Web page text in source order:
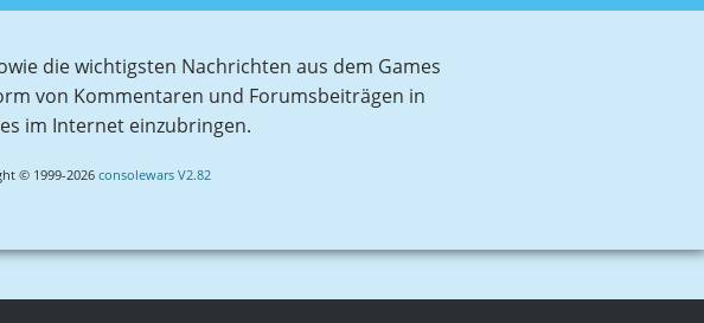
die wichtigsten Nachrichten aus dem Games
von Kommentaren und Forumsbeiträgen in
im Internet einzubringen.
© 1999-2026 consolewars V2.82